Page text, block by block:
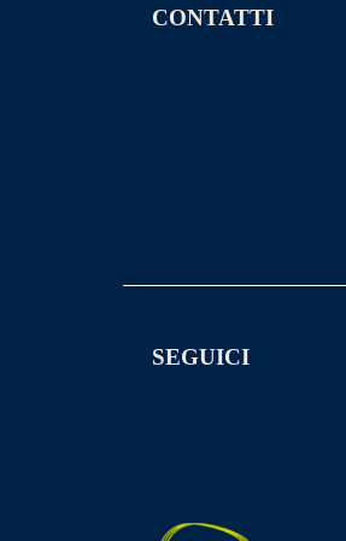
CONTATTI
SEGUICI